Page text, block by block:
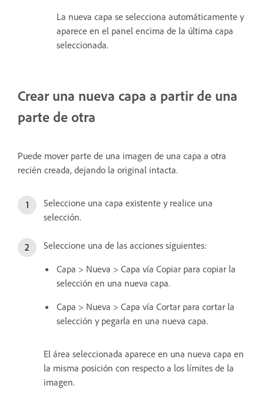
La nueva capa se selecciona automáticamente y
aparece en el panel encima de la última capa
seleccionada.
Crear una nueva capa a partir de una
parte de otra
Puede mover parte de una imagen de una capa a otra
recién creada, dejando la original intacta.
Seleccione una capa existente y realice una
selección.
Seleccione una de las acciones siguientes:
Capa > Nueva > Capa vía Copiar para copiar la
selección en una nueva capa.
Capa > Nueva > Capa vía Cortar para cortar la
selección y pegarla en una nueva capa.
El área seleccionada aparece en una nueva capa en
la misma posición con respecto a los límites de la
imagen.